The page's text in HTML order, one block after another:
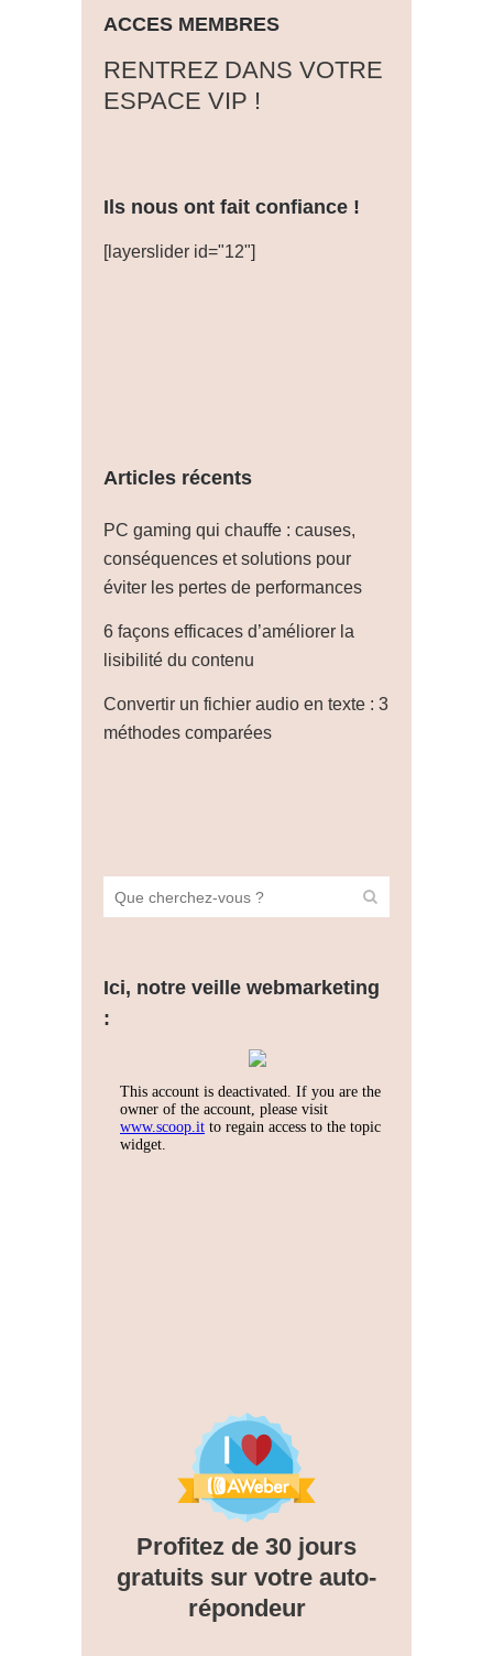
ACCES MEMBRES
‎RENTREZ DANS VOTRE
ESPACE VIP !
Ils nous ont fait confiance !
[layerslider id="12"]
Articles récents
PC gaming qui chauffe : causes,
conséquences et solutions pour
éviter les pertes de performances
6 façons efficaces d’améliorer la
lisibilité du contenu
Convertir un fichier audio en texte : 3
méthodes comparées
Ici, notre veille webmarketing
:
Profitez de 30 jours
gratuits sur votre auto-
répondeur